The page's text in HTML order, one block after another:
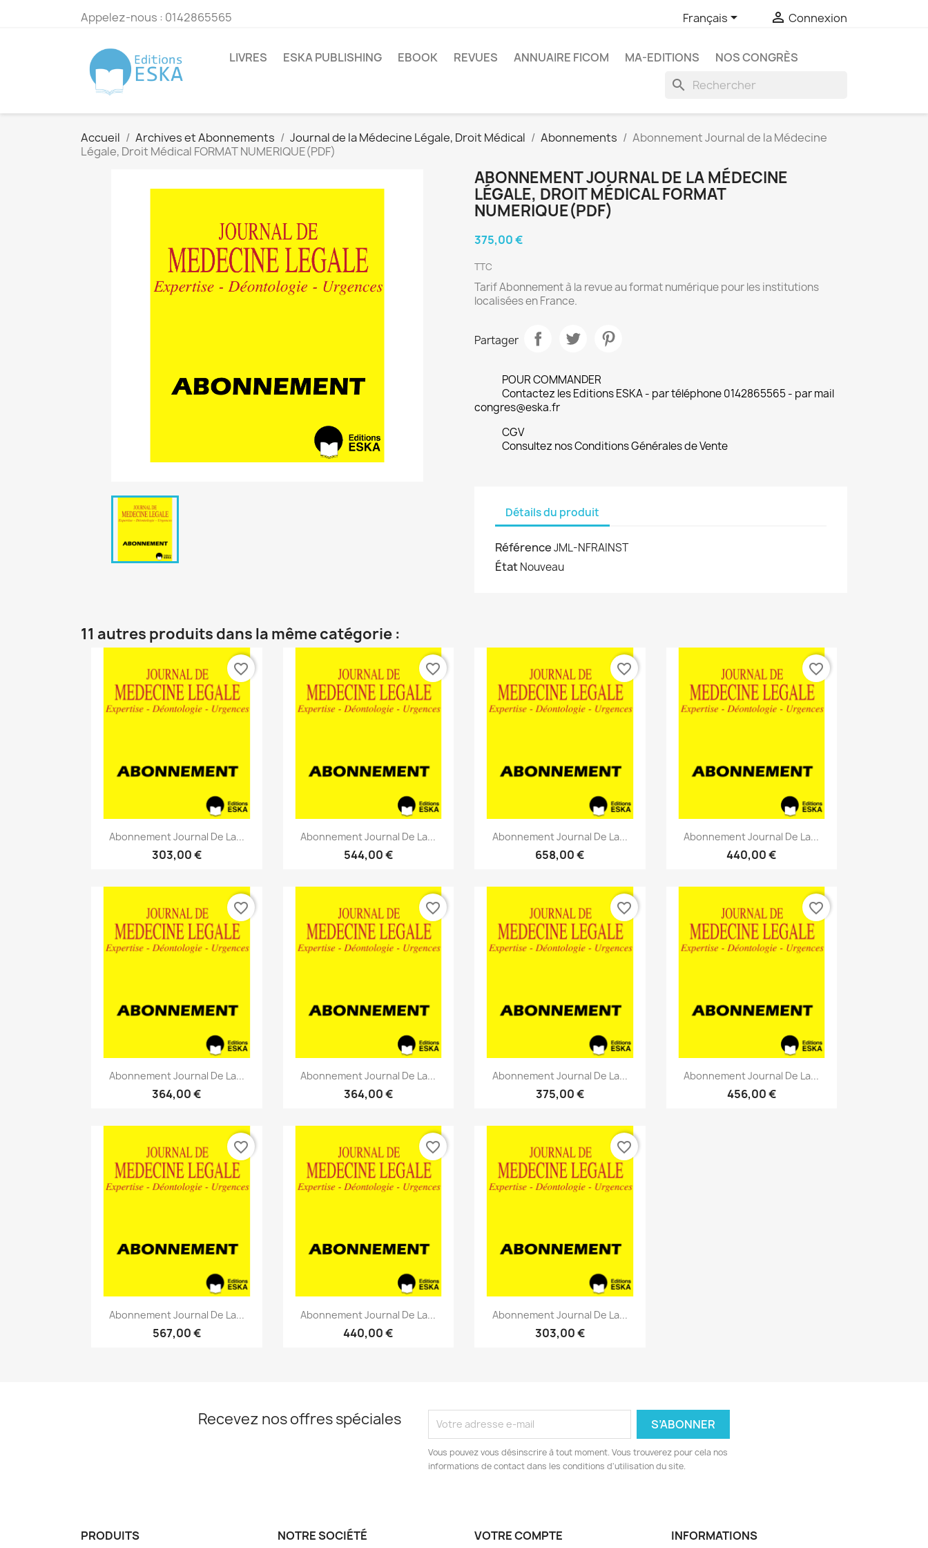
Appelez-nous : 0142865565 Français  Connexion
LIVRES ESKA PUBLISHING EBOOK REVUES ANNUAIRE FICOM MA-EDITIONS NOS CONGRÈS
search
Accueil Archives et Abonnements Journal de la Médecine Légale, Droit Médical Abonnements
Abonnement Journal de la Médecine
Légale, Droit Médical FORMAT NUMERIQUE(PDF)
ABONNEMENT JOURNAL DE LA MÉDECINE
LÉGALE, DROIT MÉDICAL FORMAT
NUMERIQUE(PDF)
375,00 €
TTC
Tarif Abonnement à la revue au format numérique pour les institutions
localisées en France.
Partager
POUR COMMANDER
Contactez les Editions ESKA - par téléphone 0142865565 - par mail
congres@eska.fr
CGV
Consultez nos Conditions Générales de Vente
Détails du produit
RéférenceJML-NFRAINST
ÉtatNouveau
11 autres produits dans la même catégorie :
Aperçu rapide
Abonnement Journal De La...
303,00 €
favorite_border
Aperçu rapide
Abonnement Journal De La...
544,00 €
favorite_border
Aperçu rapide
Abonnement Journal De La...
658,00 €
favorite_border
Aperçu rapide
Abonnement Journal De La...
440,00 €
favorite_border
Aperçu rapide
Abonnement Journal De La...
364,00 €
favorite_border
Aperçu rapide
Abonnement Journal De La...
364,00 €
favorite_border
Aperçu rapide
Abonnement Journal De La...
375,00 €
favorite_border
Aperçu rapide
Abonnement Journal De La...
456,00 €
favorite_border
Aperçu rapide
Abonnement Journal De La...
567,00 €
favorite_border
Aperçu rapide
Abonnement Journal De La...
440,00 €
favorite_border
Aperçu rapide
Abonnement Journal De La...
303,00 €
favorite_border
Recevez nos offres spéciales
Vous pouvez vous désinscrire à tout moment. Vous trouverez pour cela nos
informations de contact dans les conditions d'utilisation du site.
PRODUITS NOTRE SOCIÉTÉ VOTRE COMPTE INFORMATIONS